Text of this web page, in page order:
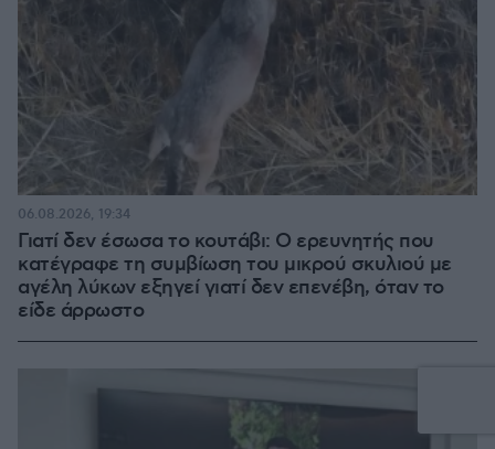
Γιατί δεν έσωσα το κουτάβι: Ο ερευνητής που
κατέγραφε τη συμβίωση του μικρού σκυλιού με
αγέλη λύκων εξηγεί γιατί δεν επενέβη, όταν το
είδε άρρωστο
06.08.2026, 19:34